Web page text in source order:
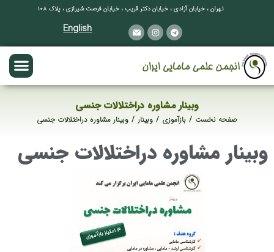
تهران ، خیابان آزادی ، خیابان دکتر قریب ، خیابان فرصت شیرازی ، پلاک ۱۰۸
English
وبینار مشاوره دراختلالات جنسی
مکان شما:صفحه نخست بازآموزی وبینار وبینار مشاوره دراختلالات جنسی
وبینار مشاوره دراختلالات جنسی